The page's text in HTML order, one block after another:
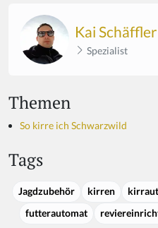
Kai Schäffler
Spezialist
Themen
So kirre ich Schwarzwild
Tags
Jagdzubehör kirren
futterautomat